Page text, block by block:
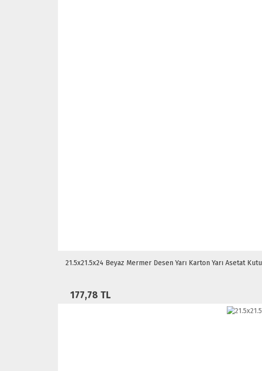
21.5x21.5x24 Beyaz Mermer Desen Yarı Karton Yarı Asetat Kutu
177,78 TL